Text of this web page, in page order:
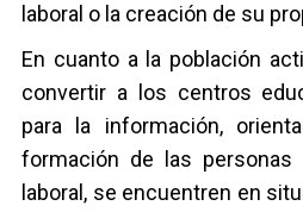
laboral o la creación de su
En cuanto a la población
convertir a los centros
para la información,
formación de las
laboral, se encuentren en